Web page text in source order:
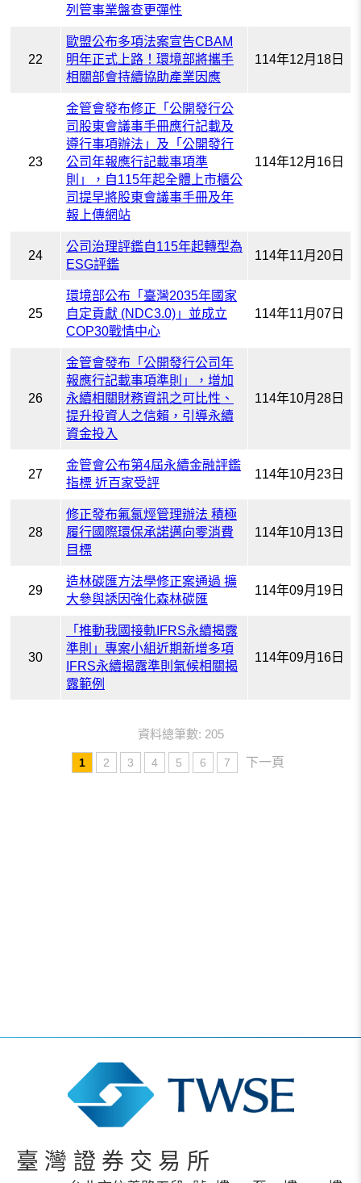
列管事業盤查更彈性
22
歐盟公布多項法案宣告CBAM
明年正式上路！環境部將攜手
相關部會持續協助產業因應
114年12月18日
23
金管會發布修正「公開發行公
司股東會議事手冊應行記載及
遵行事項辦法」及「公開發行
公司年報應行記載事項準
則」，自115年起全體上市櫃公
司提早將股東會議事手冊及年
報上傳網站
114年12月16日
24
公司治理評鑑自115年起轉型為
ESG評鑑
114年11月20日
25
環境部公布「臺灣2035年國家
自定貢獻 (NDC3.0)」並成立
COP30戰情中心
114年11月07日
26
金管會發布「公開發行公司年
報應行記載事項準則」，增加
永續相關財務資訊之可比性、
提升投資人之信賴，引導永續
資金投入
114年10月28日
27
金管會公布第4屆永續金融評鑑
指標 近百家受評
114年10月23日
28
修正發布氟氯烴管理辦法 積極
履行國際環保承諾邁向零消費
目標
114年10月13日
29
造林碳匯方法學修正案通過 擴
大參與誘因強化森林碳匯
114年09月19日
30
「推動我國接軌IFRS永續揭露
準則」專案小組近期新增多項
IFRS永續揭露準則氣候相關揭
露範例
114年09月16日
資料總筆數: 205
1 2 3 4 5 6 7 下一頁
臺灣證券交易所